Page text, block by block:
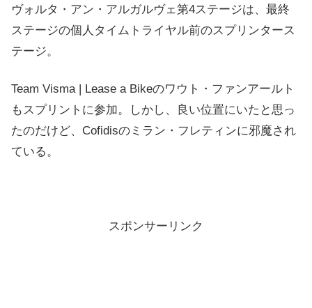
ヴォルタ・アン・アルガルヴェ第4ステージは、最終
ステージの個人タイムトライヤル前のスプリンタース
テージ。
Team Visma | Lease a Bikeのワウト・ファンアールト
もスプリントに参加。しかし、良い位置にいたと思っ
たのだけど、Cofidisのミラン・フレティンに邪魔され
ている。
スポンサーリンク